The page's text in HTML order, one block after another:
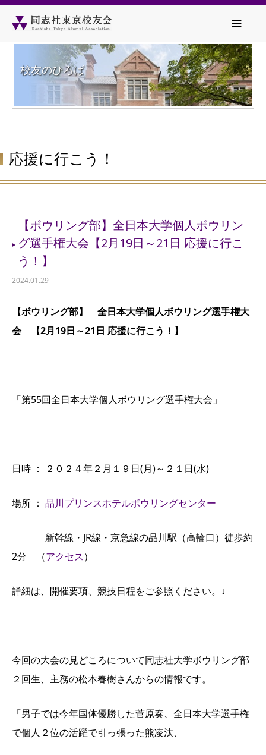
校友のひろば
応援に行こう！
【ボウリング部】全日本大学個人ボウリン
グ選手権大会【2月19日～21日 応援に行こ
う！】
2024.01.29
【ボウリング部】 全日本大学個人ボウリング選手権大
会 【2月19日～21日 応援に行こう！】
「第55回全日本大学個人ボウリング選手権大会」
日時 ： ２０２４年２月１９日(月)～２１日(水)
場所 ： 品川プリンスホテルボウリングセンター
新幹線・JR線・京急線の品川駅（高輪口）徒歩約
2分 （アクセス）
詳細は、開催要項、競技日程をご参照ください。↓
今回の大会の見どころについて同志社大学ボウリング部
２回生、主務の松本春樹さんからの情報です。
「男子では今年国体優勝した菅原奏、全日本大学選手権
で個人２位の活躍で引っ張った熊凌汰、